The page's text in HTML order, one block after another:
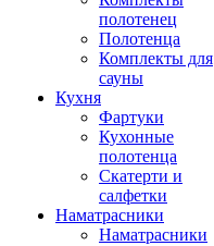
полотенец
Полотенца
Комплекты для
сауны
Кухня
Фартуки
Кухонные
полотенца
Скатерти и
салфетки
Наматрасники
Наматрасники